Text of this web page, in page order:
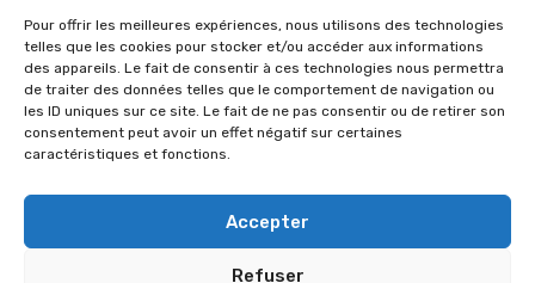
Pour offrir les meilleures expériences, nous utilisons des technologies
telles que les cookies pour stocker et/ou accéder aux informations
des appareils. Le fait de consentir à ces technologies nous permettra
de traiter des données telles que le comportement de navigation ou
les ID uniques sur ce site. Le fait de ne pas consentir ou de retirer son
consentement peut avoir un effet négatif sur certaines
caractéristiques et fonctions.
Accepter
Refuser